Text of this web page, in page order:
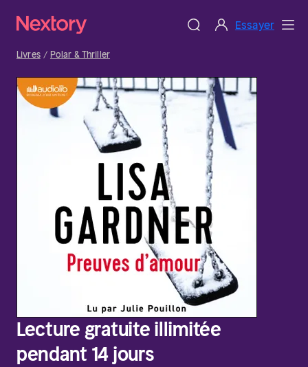
Essayer
Livres Polar & Thriller
Lecture gratuite illimitée
pendant 14 jours